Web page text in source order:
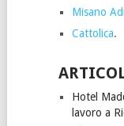
Misano
Cattolica.
Hotel
lavoro a